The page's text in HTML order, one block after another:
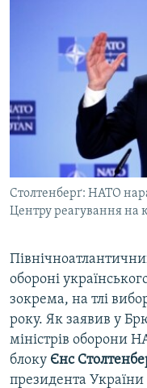
СПЕЦПРОЕКТИ
ДЕПОРТАЦІЯ
ВІДЕОУРОКИ «ELIFBE»
СВІДЧЕННЯ ОКУПАЦІЇ
УКРАЇНСЬКА ПРОБЛЕМА
ІНФОГРАФІКА
ЯК ОБІЙТИ
Русский
ДОЛУЧАЙСЯ!
Усі сайти RFE/RL
Столтенберґ: НАТО
Центру реагування на
обороні
зокрема, на тлі
року. Як заявив у
міністрів оборони
блоку Єнс
президента